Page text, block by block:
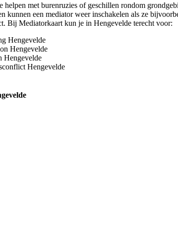
helpen met burenruzies of geschillen rondom
kunnen een mediator weer inschakelen als ze
Bij Mediatorkaart kun je in Hengevelde terecht voor:
Hengevelde
Hengevelde
Hengevelde
Hengevelde